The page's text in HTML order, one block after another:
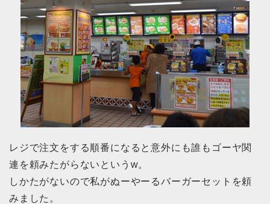
レジで注文をする順番になると意外にも誰もゴーヤ関
連を頼みたがらないというw。
しかたがないので私がぬーやーるバーガーセットを頼
みました。